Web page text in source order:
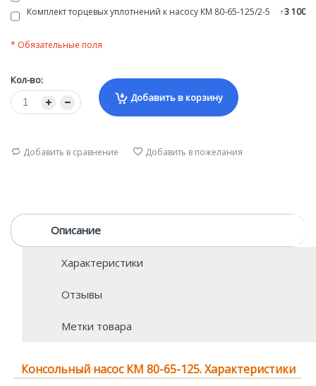
Комплект торцевых уплотнений к насосу КМ 80-65-125/2-5
+3 100
* Обязательные поля
Кол-во:
Добавить в корзину
Добавить в сравнение Добавить в пожелания
Описание
Характеристики
Отзывы
Метки товара
Консольный насос КМ 80-65-125. Характеристики